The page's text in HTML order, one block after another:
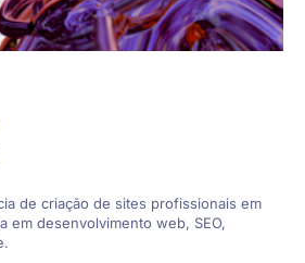
de criação de sites profissionais em
em desenvolvimento web, SEO,